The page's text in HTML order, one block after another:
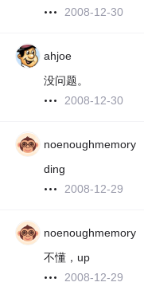
2008-12-30
ahjoe
没问题。
2008-12-30
noenoughmemory
ding
2008-12-29
noenoughmemory
不懂，up
2008-12-29